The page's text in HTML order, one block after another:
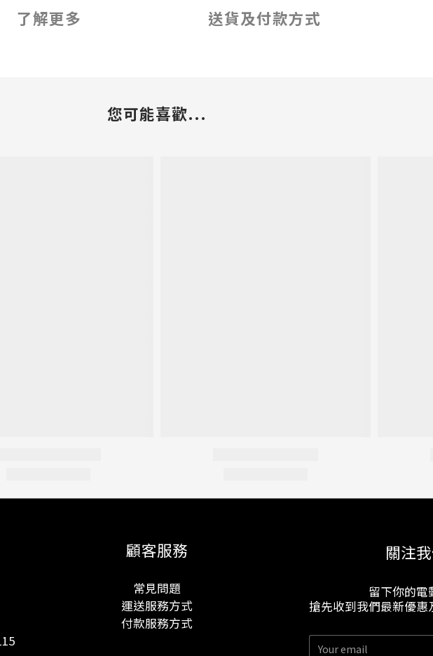
了解更多 送貨及付款方式
您可能喜歡...
顧客服務
常見問題
運送服務方式
付款服務方式
關注
留下你的電
搶先收到我們最新優惠